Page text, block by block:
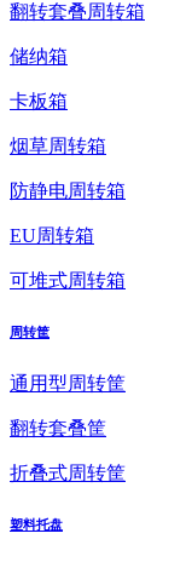
翻转套叠周转箱
储纳箱
卡板箱
烟草周转箱
防静电周转箱
EU周转箱
可堆式周转箱
周转筐
通用型周转筐
翻转套叠筐
折叠式周转筐
塑料托盘